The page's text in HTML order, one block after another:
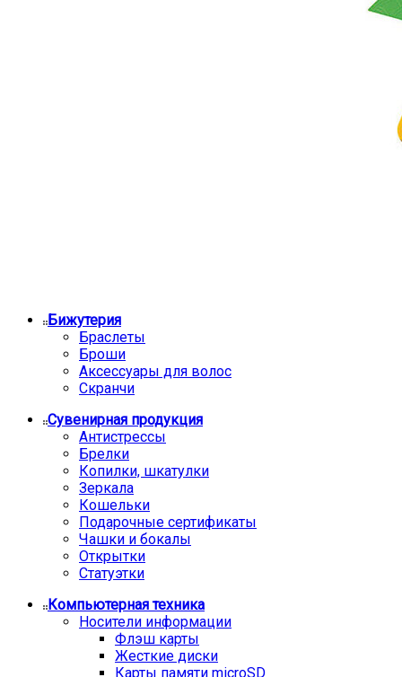
Бижутерия
Браслеты
Броши
Аксессуары для волос
Скранчи
Сувенирная продукция
Антистрессы
Брелки
Копилки, шкатулки
Зеркала
Кошельки
Подарочные сертификаты
Чашки и бокалы
Открытки
Статуэтки
Компьютерная техника
Носители информации
Флэш карты
Жесткие диски
Карты памяти microSD